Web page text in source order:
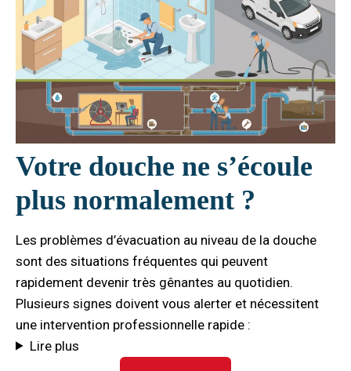
Votre douche ne s’écoule
plus normalement ?
Les problèmes d’évacuation au niveau de la douche
sont des situations fréquentes qui peuvent
rapidement devenir très gênantes au quotidien.
Plusieurs signes doivent vous alerter et nécessitent
une intervention professionnelle rapide :
Lire plus